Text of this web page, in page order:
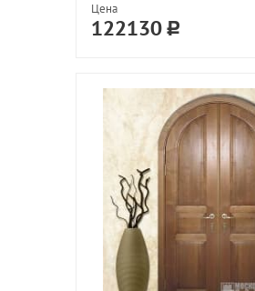
Цена
122130